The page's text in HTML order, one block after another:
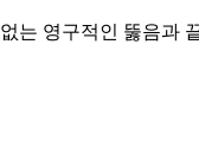
는 영구적인 뚫음과